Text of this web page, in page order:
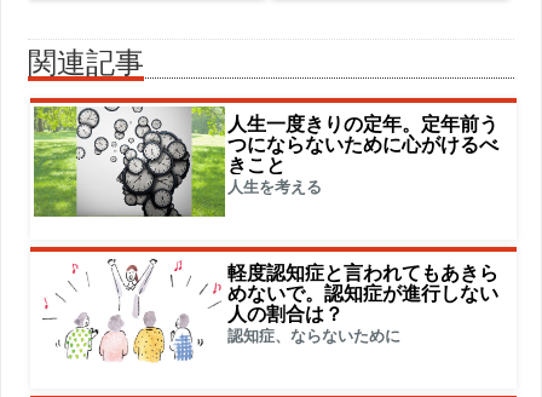
関連記事
人生一度きりの定年。定年前う
つにならないために心がけるべ
きこと
人生を考える
軽度認知症と言われてもあきら
めないで。認知症が進行しない
人の割合は？
認知症、ならないために